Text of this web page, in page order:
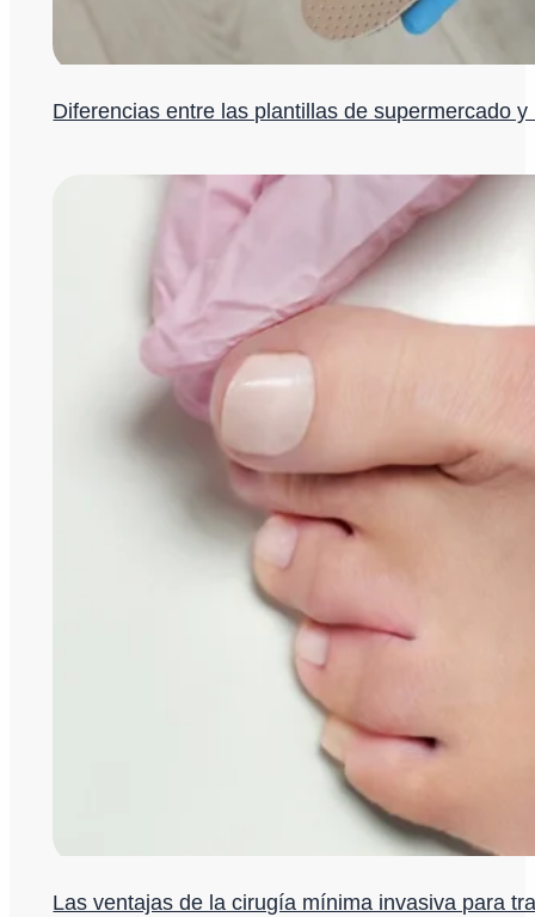
Diferencias entre las plantillas de supermercado
Las ventajas de la cirugía mínima invasiva para